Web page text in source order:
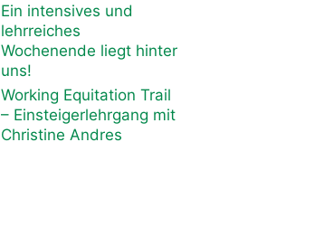
Ein intensives und
lehrreiches
Wochenende liegt hinter
uns!
Working Equitation Trail
– Einsteigerlehrgang mit
Christine Andres